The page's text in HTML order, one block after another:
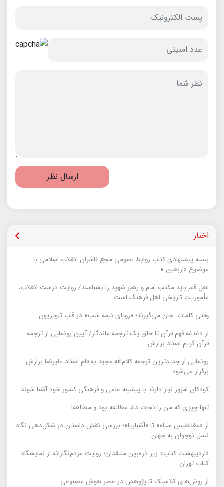
ارسال نظر
اخبار
بسته پیشنهادی کتاب روابط عمومی مجع ناشران انقلاب اسلامی با
موضوع «اربعین »
اهل قلم باید مکتب امام و رهبر شهید را بشناسند/ روایت درست انقلاب،
مأموریت تاریخی اهل فرهنگ است
وقتی کلمات، جان می‌گیرند؛ «رویای نیمه شب» در قاب تلویزیون
از دغدغه فهم قرآن تا خلق یک ترجمه ماندگار/ آیین رونمایی از ترجمه
قرآن کریم استاد برازش
رونمایی از جدیدترین ترجمه کلام‌الله مجید به قلم استاد علیرضا برازش
برگزار می‌شود
کودکان امروز نیاز دارند با پیشینه علمی و فرهنگی کشور خود آشنا شوند
تنها چیزی که من را نجات داد مطالعه بود و مطالعه!
از «مغناطیس سیاه» تا «آشباریا»؛ بررسی نقش داستان در شکل‌دهی نگاه
نسل نوجوان به جهان
«اردیبهشت کتاب» زیر ذره‌بین منتقدان؛ روایت مردم‌نگارانه از نمایشگاه
کتاب تهران
از روش‌های کلاسیک تا پژوهش در عصر هوش مصنوعی